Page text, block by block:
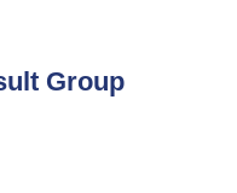
Group